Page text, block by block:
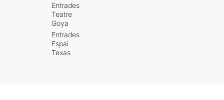
Entrades
Teatre
Goya
Entrades
Espai
Texas